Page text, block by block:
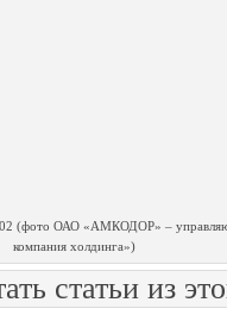
(фото ОАО «АМКОДОР» –
компания холдинга»)
статьи из